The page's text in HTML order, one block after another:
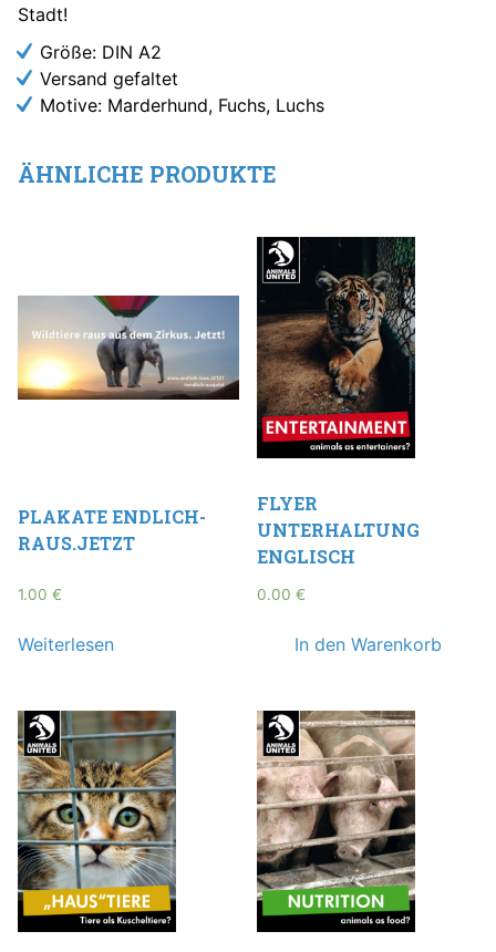
Stadt!
Größe: DIN A2
Versand gefaltet
Motive: Marderhund, Fuchs, Luchs
ÄHNLICHE PRODUKTE
PLAKATE ENDLICH-
RAUS.JETZT
1.00 €
Weiterlesen
FLYER
UNTERHALTUNG
ENGLISCH
0.00€
In den Warenkorb